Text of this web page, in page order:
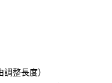
整長度）